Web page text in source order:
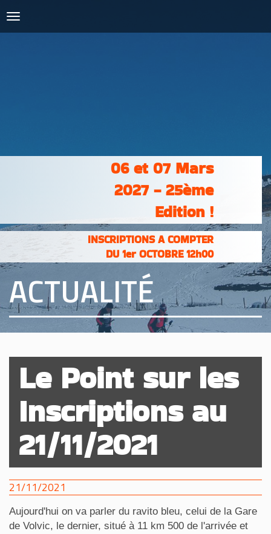
PHOTOS &
06 et 07 Mars
2027 - 25ème
Edition !
INSCRIPTIONS A COMPTER
DU 1er OCTOBRE 12h00
ACTUALITÉ
Le Point sur les
Inscriptions au
21/11/2021
21/11/2021
Aujourd'hui on va parler du ravito bleu, celui de la Gare
de Volvic, le dernier, situé à 11 km 500 de l'arrivée et